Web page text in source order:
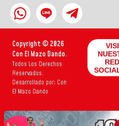
Copyright © 2026
Con El Mazo Dando.
Todos Los Derechos
Reservados.
Desarrollado por: Con
El Mazo Dando